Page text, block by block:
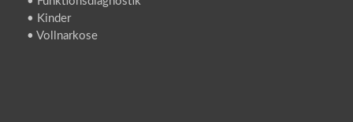
• Kinder
• Vollnarkose